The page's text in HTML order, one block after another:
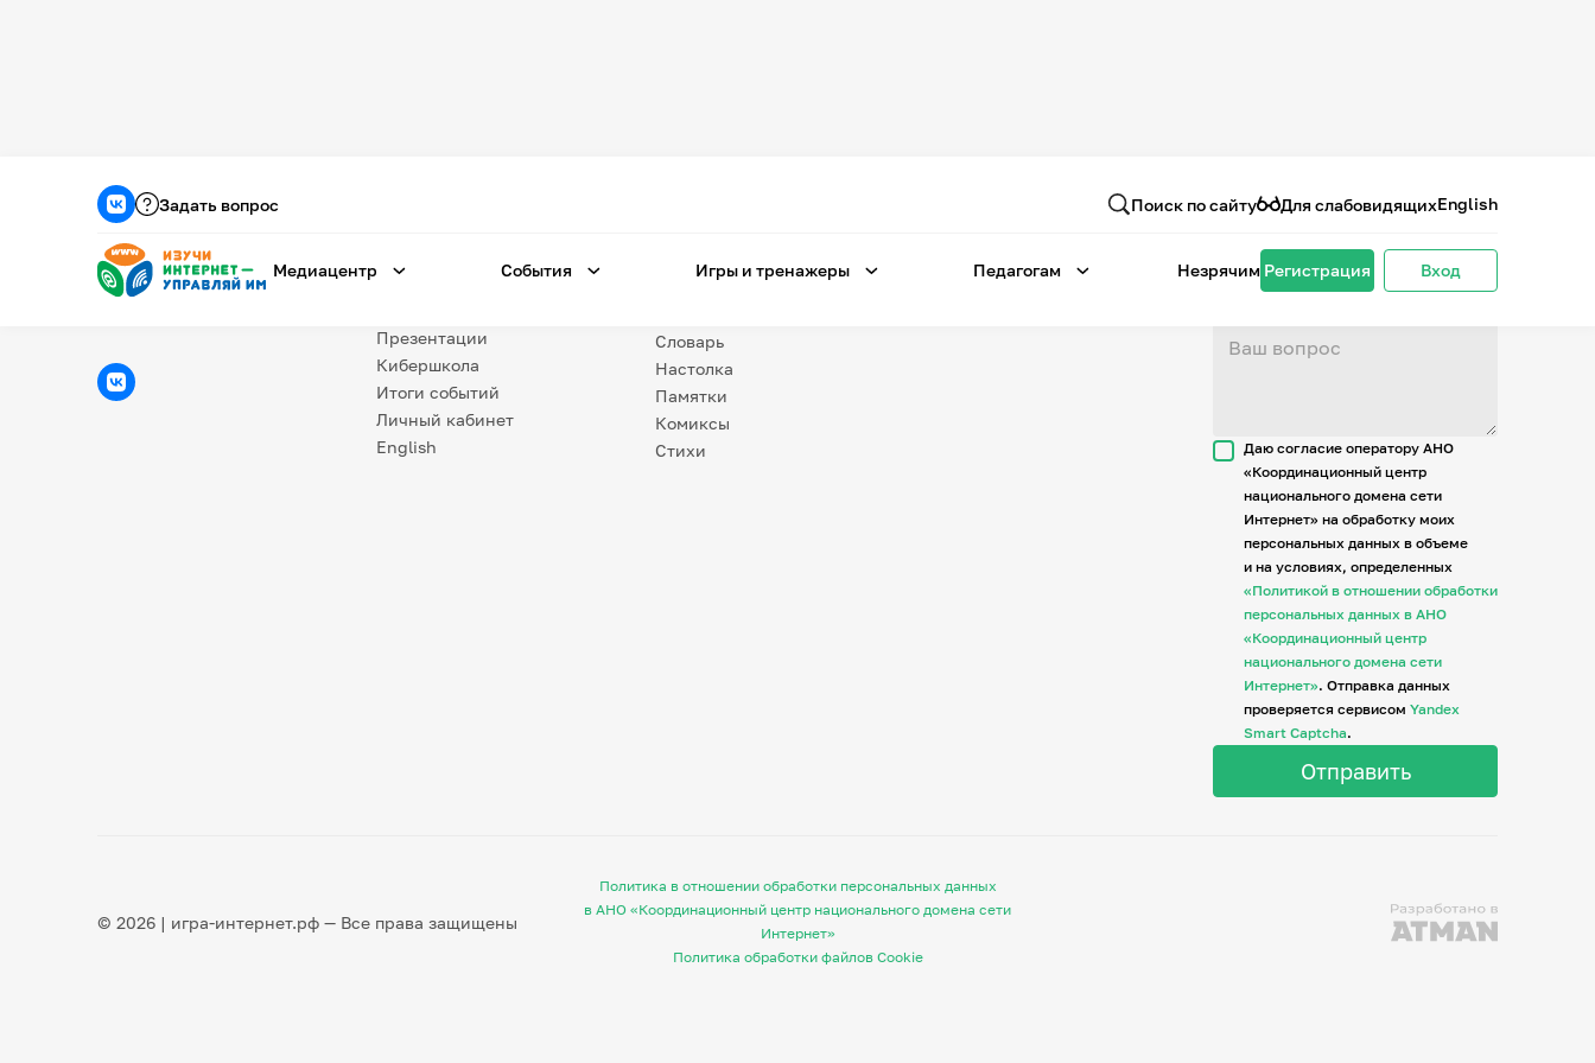
Задать вопрос Поиск по сайту Для слабовидящихEnglish
Медиацентр События Игры и тренажеры Педагогам Незрячим Регистрация Вход
Презентации
Кибершкола
Итоги событий
Личный кабинет
English
Незрячим
Словарь
Настолка
Памятки
Комиксы
Стихи
о проекте
Даю согласие оператору АНО
«Координационный центр
национального домена сети
Интернет» на обработку моих
персональных данных в объеме
и на условиях, определенных
«Политикой в отношении обработки
персональных данных в АНО
«Координационный центр
национального домена сети
Интернет». Отправка данных
проверяется сервисом Yandex
Smart Captcha.
© 2026 | игра-интернет.рф — Все права защищены
Политика в отношении обработки персональных данных
в АНО «Координационный центр национального домена сети
Интернет»
Политика обработки файлов Cookie